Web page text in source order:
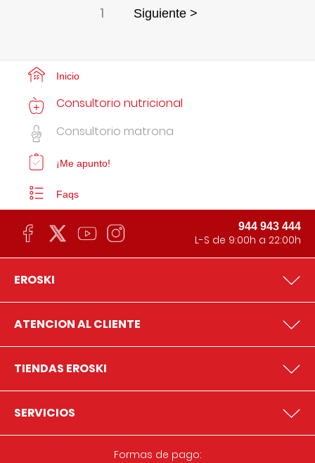
1 Siguiente >
Inicio
Consultorio nutricional
Consultorio matrona
¡Me apunto!
Faqs
944 943 444
L-S de 9:00h a 22:00h
EROSKI
ATENCION AL CLIENTE
TIENDAS EROSKI
SERVICIOS
Formas de pago: